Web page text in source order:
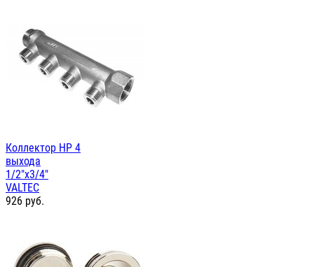
Коллектор НР 4
выхода
1/2"х3/4"
VALTEC
926 руб.